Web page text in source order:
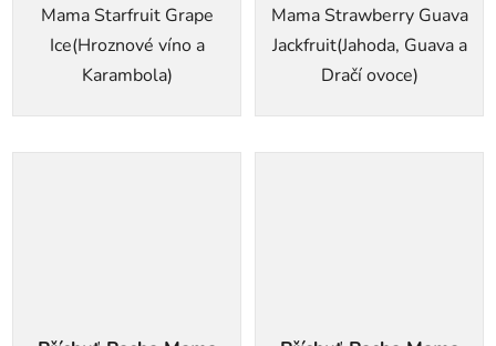
Mama Starfruit Grape
Ice(Hroznové víno a
Karambola)
Mama Strawberry Guava
Jackfruit(Jahoda, Guava a
Dračí ovoce)